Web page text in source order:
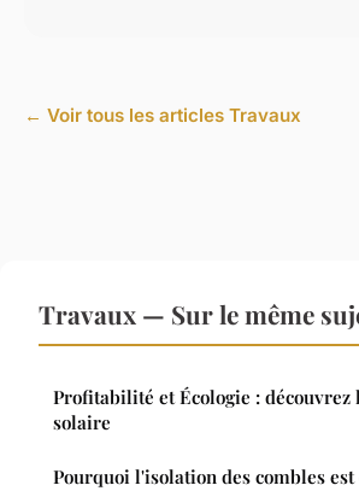
← Voir tous les articles Travaux
Travaux — Sur le même
Profitabilité et Écologie : découvrez
solaire
Pourquoi l'isolation des combles